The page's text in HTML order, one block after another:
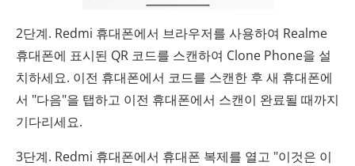
2단계. Redmi 휴대폰에서 브라우저를 사용하여 Realme
휴대폰에 표시된 QR 코드를 스캔하여 Clone Phone을 설
치하세요. 이전 휴대폰에서 코드를 스캔한 후 새 휴대폰에
서 "다음"을 탭하고 이전 휴대폰에서 스캔이 완료될 때까지
기다리세요.
3단계. Redmi 휴대폰에서 휴대폰 복제를 열고 "이것은 이